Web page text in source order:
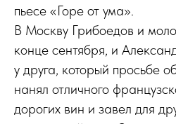
пьесе «Горе от ума».
В Москву Грибоедов и
конце сентября, и
у друга, который просьбе
нанял отличного
дорогих вин и завел для